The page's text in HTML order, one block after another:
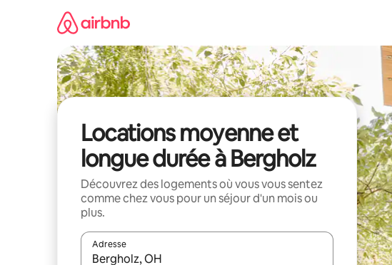
Locations moyenne et
longue durée à Bergholz
Découvrez des logements où vous vous sentez
comme chez vous pour un séjour d'un mois ou
plus.
Adresse
Lorsque les résultats s'affichent, utilisez les flèches vers le haut